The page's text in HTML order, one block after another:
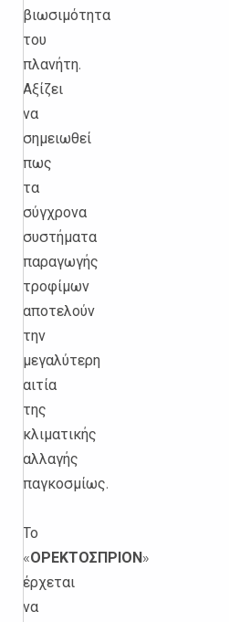
βιωσιμότητα
του
πλανήτη.
Αξίζει
να
σημειωθεί
πως
τα
σύγχρονα
συστήματα
παραγωγής
τροφίμων
αποτελούν
την
μεγαλύτερη
αιτία
της
κλιματικής
αλλαγής
παγκοσμίως.
Το
«ΟΡΕΚΤΟΣΠΡΙΟΝ»
έρχεται
να